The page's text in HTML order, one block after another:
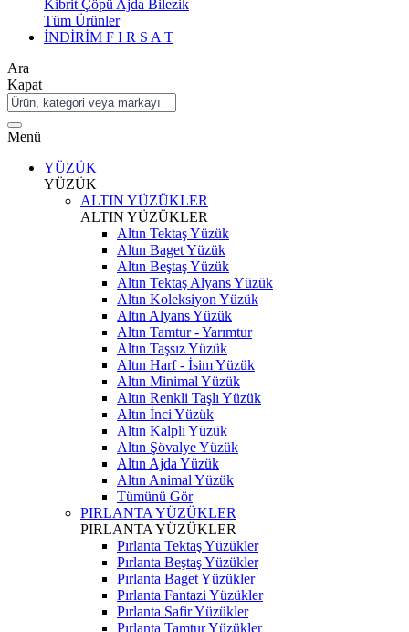
Kibrit Çöpü Ajda Bilezik
Tüm Ürünler
İNDİRİM F I R S A T
Ara
Kapat
Menü
YÜZÜK
YÜZÜK
ALTIN YÜZÜKLER
ALTIN YÜZÜKLER
Altın Tektaş Yüzük
Altın Baget Yüzük
Altın Beştaş Yüzük
Altın Tektaş Alyans Yüzük
Altın Koleksiyon Yüzük
Altın Alyans Yüzük
Altın Tamtur - Yarımtur
Altın Taşsız Yüzük
Altın Harf - İsim Yüzük
Altın Minimal Yüzük
Altın Renkli Taşlı Yüzük
Altın İnci Yüzük
Altın Kalpli Yüzük
Altın Şövalye Yüzük
Altın Ajda Yüzük
Altın Animal Yüzük
Tümünü Gör
PIRLANTA YÜZÜKLER
PIRLANTA YÜZÜKLER
Pırlanta Tektaş Yüzükler
Pırlanta Beştaş Yüzükler
Pırlanta Baget Yüzükler
Pırlanta Fantazi Yüzükler
Pırlanta Safir Yüzükler
Pırlanta Tamtur Yüzükler